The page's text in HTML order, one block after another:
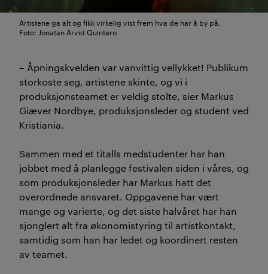
Artistene ga alt og fikk virkelig vist frem hva de har å by på.
Foto: Jonatan Arvid Quintero
– Åpningskvelden var vanvittig vellykket! Publikum
storkoste seg, artistene skinte, og vi i
produksjonsteamet er veldig stolte, sier Markus
Giæver Nordbye, produksjonsleder og student ved
Kristiania.
Sammen med et titalls medstudenter har han
jobbet med å planlegge festivalen siden i våres, og
som produksjonsleder har Markus hatt det
overordnede ansvaret. Oppgavene har vært
mange og varierte, og det siste halvåret har han
sjonglert alt fra økonomistyring til artistkontakt,
samtidig som han har ledet og koordinert resten
av teamet.